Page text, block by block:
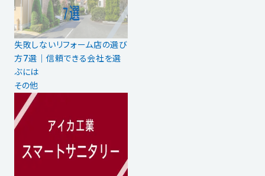
失敗しないリフォーム店の選び
方7選│信頼できる会社を選
ぶには
その他